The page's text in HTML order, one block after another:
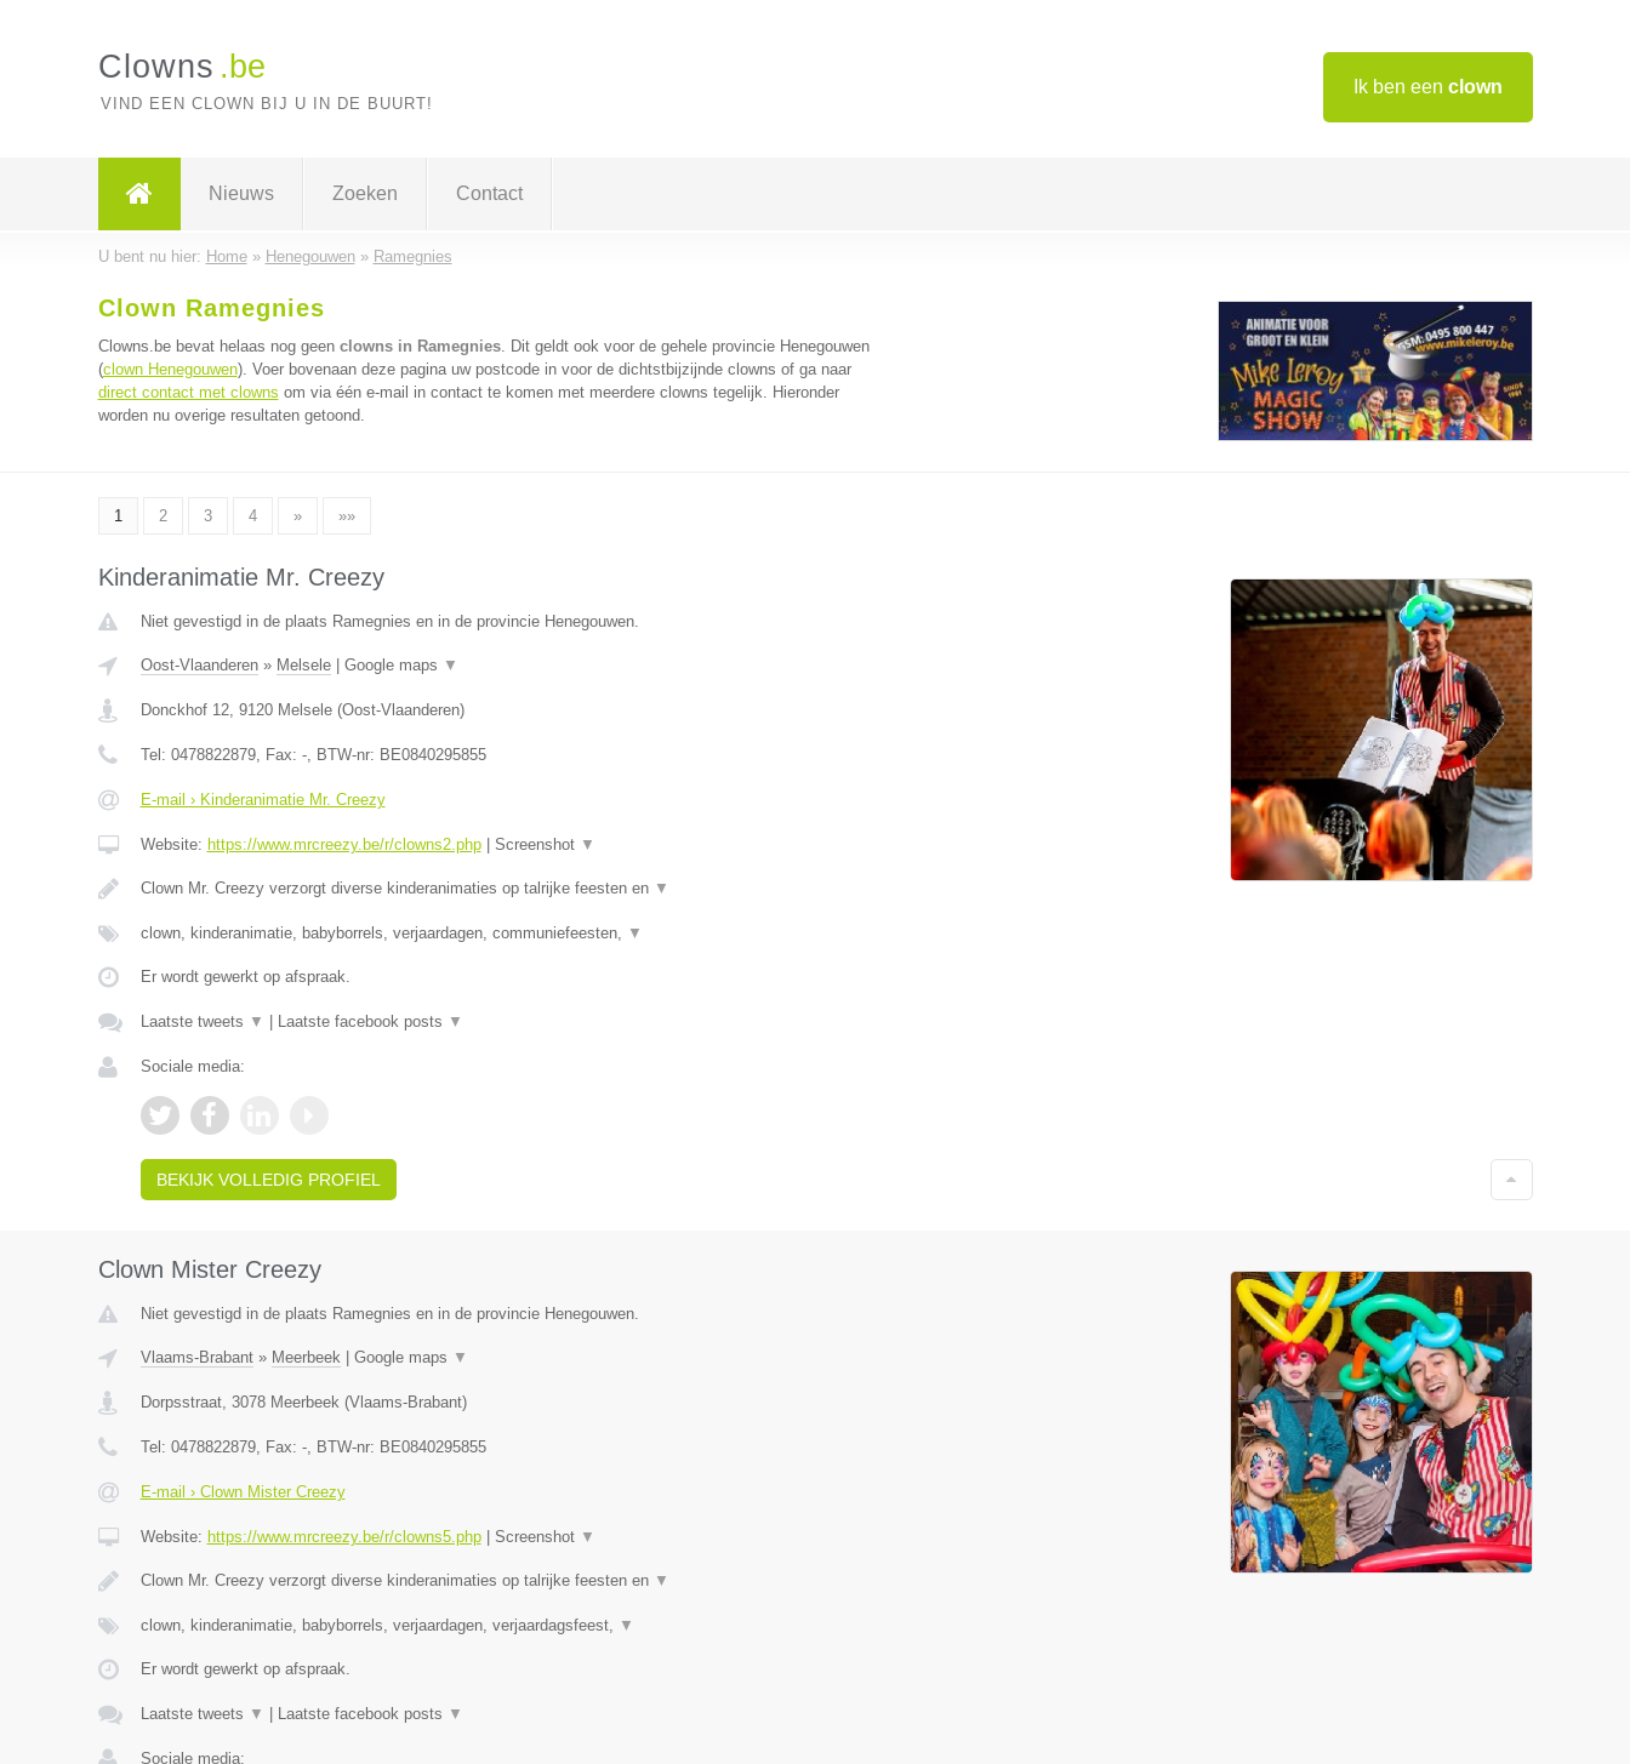
Ik ben een clown
Clowns .be
VIND EEN CLOWN BIJ U IN DE BUURT!
Nieuws Zoeken Contact
U bent nu hier: Home» Henegouwen» Ramegnies
Clown Ramegnies
Clowns.be bevat helaas nog geen clowns in Ramegnies. Dit geldt ook voor de gehele provincie Henegouwen
(clown Henegouwen). Voer bovenaan deze pagina uw postcode in voor de dichtstbijzijnde clowns of ga naar
direct contact met clowns om via één e-mail in contact te komen met meerdere clowns tegelijk. Hieronder
worden nu overige resultaten getoond.
1 2 3 4 » »»
Kinderanimatie Mr. Creezy
Niet gevestigd in de plaats Ramegnies en in de provincie Henegouwen.
Oost-Vlaanderen» Melsele| Google maps ▼
Donckhof 12, 9120 Melsele(Oost-Vlaanderen)
Tel: 0478822879, Fax: -, BTW-nr: BE0840295855
E-mail › Kinderanimatie Mr. Creezy
Website: https://www.mrcreezy.be/r/clowns2.php| Screenshot ▼
Clown Mr. Creezy verzorgt diverse kinderanimaties op talrijke feesten en ▼
clown, kinderanimatie, babyborrels, verjaardagen, communiefeesten, ▼
Er wordt gewerkt op afspraak.
Laatste tweets ▼ Laatste facebook posts ▼
Sociale media:
BEKIJK VOLLEDIG PROFIEL
Clown Mister Creezy
Niet gevestigd in de plaats Ramegnies en in de provincie Henegouwen.
Vlaams-Brabant» Meerbeek| Google maps ▼
Dorpsstraat, 3078 Meerbeek(Vlaams-Brabant)
Tel: 0478822879, Fax: -, BTW-nr: BE0840295855
E-mail › Clown Mister Creezy
Website: https://www.mrcreezy.be/r/clowns5.php| Screenshot ▼
Clown Mr. Creezy verzorgt diverse kinderanimaties op talrijke feesten en ▼
clown, kinderanimatie, babyborrels, verjaardagen, verjaardagsfeest, ▼
Er wordt gewerkt op afspraak.
Laatste tweets ▼ Laatste facebook posts ▼
Sociale media: